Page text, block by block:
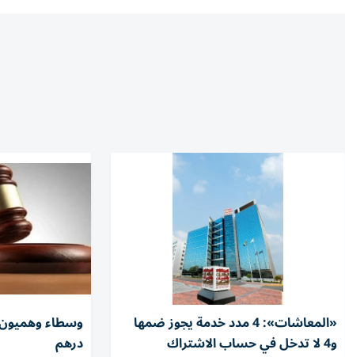
«المعاشات»: 4 مدد خدمة يجوز ضمها
و4 لا تدخل في حساب الاشتراك درهم